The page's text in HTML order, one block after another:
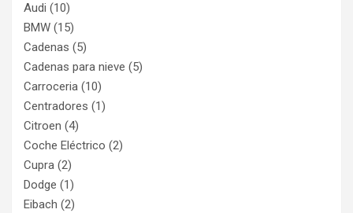
Audi (10)
BMW (15)
Cadenas (5)
Cadenas para nieve (5)
Carroceria (10)
Centradores (1)
Citroen (4)
Coche Eléctrico (2)
Cupra (2)
Dodge (1)
Eibach (2)